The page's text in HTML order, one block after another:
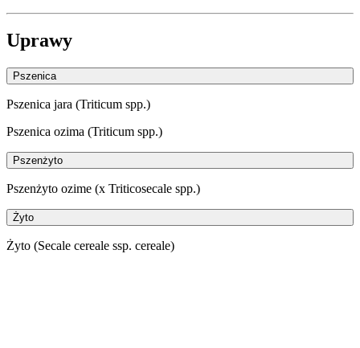
Uprawy
Pszenica
Pszenica jara (Triticum spp.)
Pszenica ozima (Triticum spp.)
Pszenżyto
Pszenżyto ozime (x Triticosecale spp.)
Żyto
Żyto (Secale cereale ssp. cereale)